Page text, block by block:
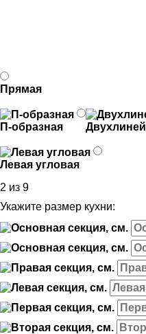
Прямая
П-образная
Левая угловая
2 из 9
Укажите размер кухни: